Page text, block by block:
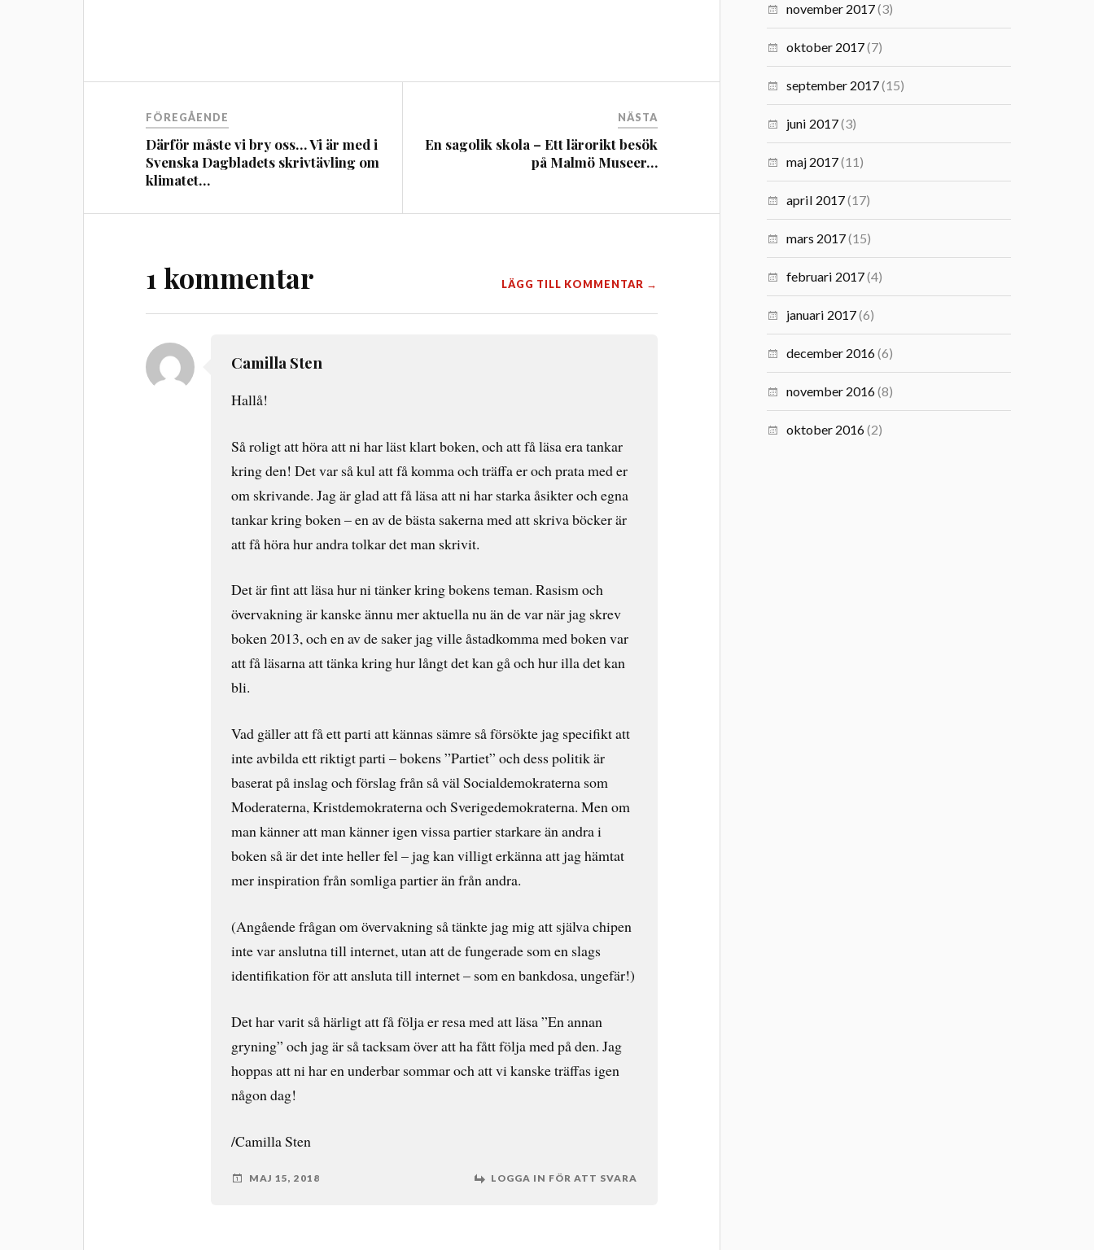
FÖREGÅENDE
Därför måste vi bry oss… Vi är med i
Svenska Dagbladets skrivtävling om
klimatet…
NÄSTA
En sagolik skola – Ett lärorikt besök
på Malmö Museer…
1 kommentar LÄGG TILL KOMMENTAR →
Camilla Sten
Hallå!
Så roligt att höra att ni har läst klart boken, och att få läsa era tankar
kring den! Det var så kul att få komma och träffa er och prata med er
om skrivande. Jag är glad att få läsa att ni har starka åsikter och egna
tankar kring boken – en av de bästa sakerna med att skriva böcker är
att få höra hur andra tolkar det man skrivit.
Det är fint att läsa hur ni tänker kring bokens teman. Rasism och
övervakning är kanske ännu mer aktuella nu än de var när jag skrev
boken 2013, och en av de saker jag ville åstadkomma med boken var
att få läsarna att tänka kring hur långt det kan gå och hur illa det kan
bli.
Vad gäller att få ett parti att kännas sämre så försökte jag specifikt att
inte avbilda ett riktigt parti – bokens ”Partiet” och dess politik är
baserat på inslag och förslag från så väl Socialdemokraterna som
Moderaterna, Kristdemokraterna och Sverigedemokraterna. Men om
man känner att man känner igen vissa partier starkare än andra i
boken så är det inte heller fel – jag kan villigt erkänna att jag hämtat
mer inspiration från somliga partier än från andra.
(Angående frågan om övervakning så tänkte jag mig att själva chipen
inte var anslutna till internet, utan att de fungerade som en slags
identifikation för att ansluta till internet – som en bankdosa, ungefär!)
Det har varit så härligt att få följa er resa med att läsa ”En annan
gryning” och jag är så tacksam över att ha fått följa med på den. Jag
hoppas att ni har en underbar sommar och att vi kanske träffas igen
någon dag!
/Camilla Sten
MAJ 15, 2018 LOGGA IN FÖR ATT SVARA
november 2017(3)
oktober 2017(7)
september 2017(15)
juni 2017(3)
maj 2017(11)
april 2017(17)
mars 2017(15)
februari 2017(4)
januari 2017(6)
december 2016(6)
november 2016(8)
oktober 2016(2)